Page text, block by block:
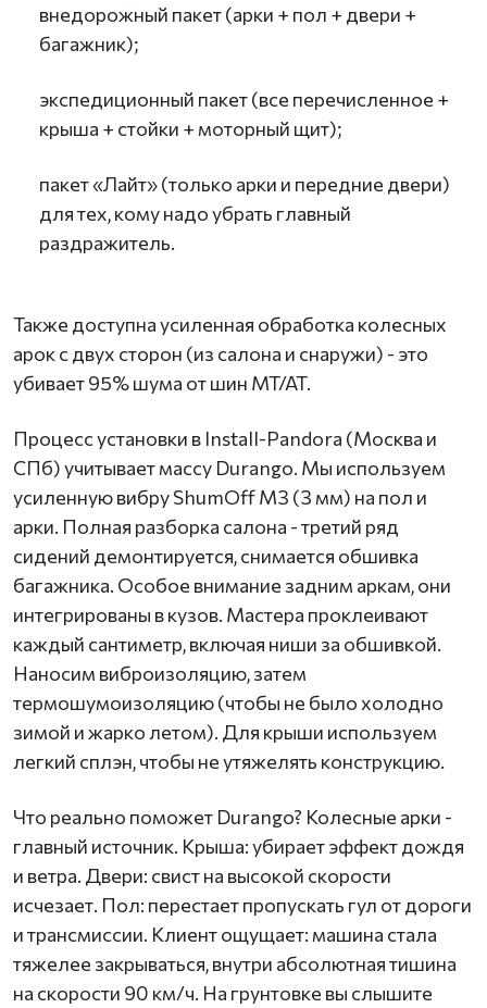
внедорожный пакет (арки + пол + двери +
багажник);
экспедиционный пакет (все перечисленное +
крыша + стойки + моторный щит);
пакет «Лайт» (только арки и передние двери)
для тех, кому надо убрать главный
раздражитель.
Также доступна усиленная обработка колесных
арок с двух сторон (из салона и снаружи) - это
убивает 95% шума от шин MT/AT.
Процесс установки в Install-Pandora (Москва и
СПб) учитывает массу Durango. Мы используем
усиленную вибру ShumOff M3 (3 мм) на пол и
арки. Полная разборка салона - третий ряд
сидений демонтируется, снимается обшивка
багажника. Особое внимание задним аркам, они
интегрированы в кузов. Мастера проклеивают
каждый сантиметр, включая ниши за обшивкой.
Наносим виброизоляцию, затем
термошумоизоляцию (чтобы не было холодно
зимой и жарко летом). Для крыши используем
легкий сплэн, чтобы не утяжелять конструкцию.
Что реально поможет Durango? Колесные арки -
главный источник. Крыша: убирает эффект дождя
и ветра. Двери: свист на высокой скорости
исчезает. Пол: перестает пропускать гул от дороги
и трансмиссии. Клиент ощущает: машина стала
тяжелее закрываться, внутри абсолютная тишина
на скорости 90 км/ч. На грунтовке вы слышите